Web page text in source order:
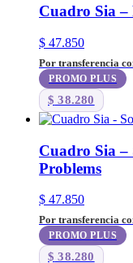
Cuadro Sia –
$ 47.850
Por transferencia
PROMO PLUS
$ 38.280
Cuadro Sia –
Problems
$ 47.850
Por transferencia
PROMO PLUS
$ 38.280